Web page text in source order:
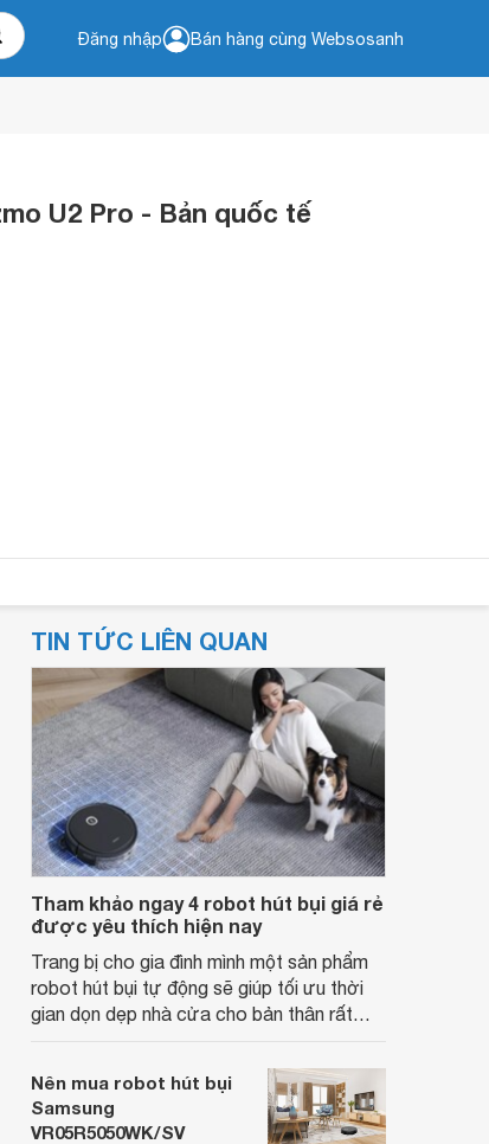
Đăng nhập Bán hàng cùng Websosanh
U2 Pro - Bản quốc tế
TIN TỨC LIÊN QUAN
Tham khảo ngay 4 robot hút bụi giá rẻ
được yêu thích hiện nay
Trang bị cho gia đình mình một sản phẩm
robot hút bụi tự động sẽ giúp tối ưu thời
gian dọn dẹp nhà cửa cho bản thân rất
mọi người top 4 robot hút bụi giá rẻ đang
được yêu thích hiện nay. Cùng tham khảo
ngay nhé!
Nên mua robot hút bụi
Samsung
VR05R5050WK/SV